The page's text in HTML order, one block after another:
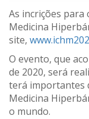
As incrições para
Medicina
site,
O evento, que
de 2020, será
terá importantes
Medicina
o mundo.